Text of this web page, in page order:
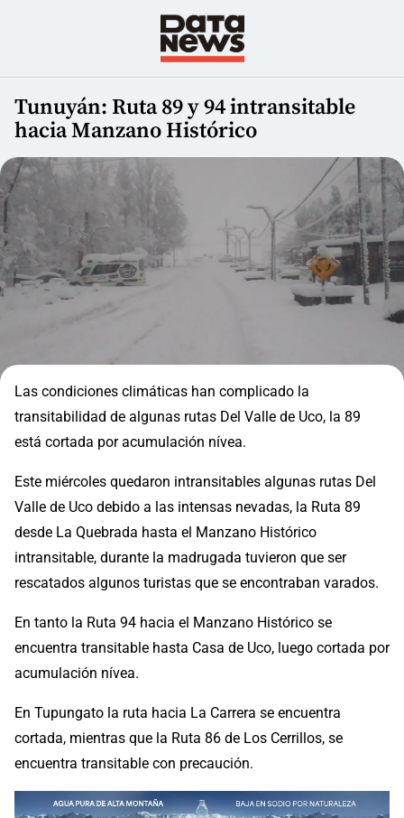
Tunuyán: Ruta 89 y 94 intransitable
hacia Manzano Histórico
Las condiciones climáticas han complicado la
transitabilidad de algunas rutas Del Valle de Uco, la 89
está cortada por acumulación nívea.
Este miércoles quedaron intransitables algunas rutas Del
Valle de Uco debido a las intensas nevadas, la Ruta 89
desde La Quebrada hasta el Manzano Histórico
intransitable, durante la madrugada tuvieron que ser
rescatados algunos turistas que se encontraban varados.
En tanto la Ruta 94 hacia el Manzano Histórico se
encuentra transitable hasta Casa de Uco, luego cortada por
acumulación nívea.
En Tupungato la ruta hacia La Carrera se encuentra
cortada, mientras que la Ruta 86 de Los Cerrillos, se
encuentra transitable con precaución.